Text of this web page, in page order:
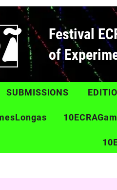
Festival
of
SUBMISSIONS